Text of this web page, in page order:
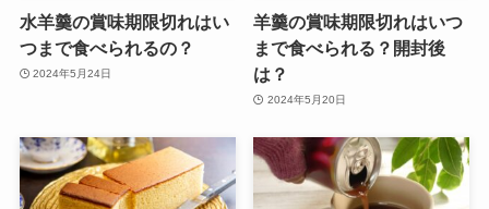
水羊羹の賞味期限切れはい
つまで食べられるの？
2024年5月24日
羊羹の賞味期限切れはいつ
まで食べられる？開封後
は？
2024年5月20日